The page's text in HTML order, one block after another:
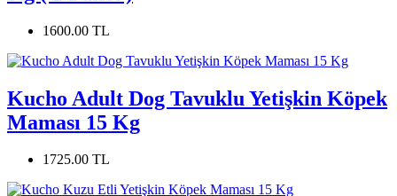
1600.00 TL
Kucho Adult Dog Tavuklu Yetişkin Köpek
Maması 15 Kg
1725.00 TL